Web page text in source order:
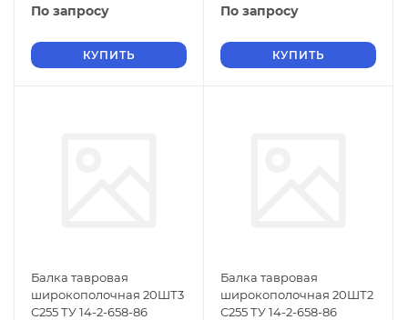
По запросу
КУПИТЬ
По запросу
КУПИТЬ
Балка тавровая
широкополочная 20ШТ3
С255 ТУ 14-2-658-86
Балка тавровая
широкополочная 20ШТ2
С255 ТУ 14-2-658-86